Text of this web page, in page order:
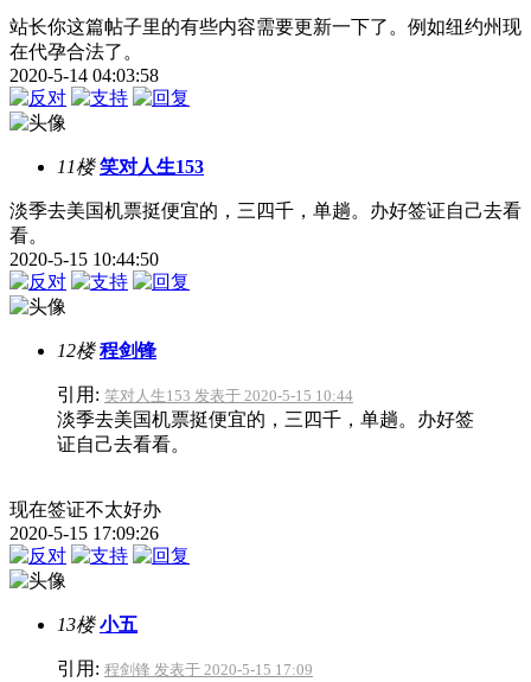
站长你这篇帖子里的有些内容需要更新一下了。例如纽约州现
在代孕合法了。
2020-5-14 04:03:58
11楼 笑对人生153
淡季去美国机票挺便宜的，三四千，单趟。办好签证自己去看
看。
2020-5-15 10:44:50
12楼 程剑锋
引用: 笑对人生153 发表于 2020-5-15 10:44
淡季去美国机票挺便宜的，三四千，单趟。办好签
证自己去看看。
现在签证不太好办
2020-5-15 17:09:26
13楼 小五
引用: 程剑锋 发表于 2020-5-15 17:09